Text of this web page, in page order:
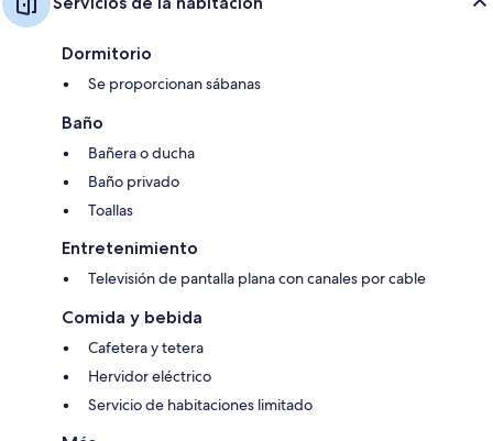
Dormitorio
Se proporcionan sábanas
Baño
Bañera o ducha
Baño privado
Toallas
Entretenimiento
Televisión de pantalla plana con canales por cable
Comida y bebida
Cafetera y tetera
Hervidor eléctrico
Servicio de habitaciones limitado